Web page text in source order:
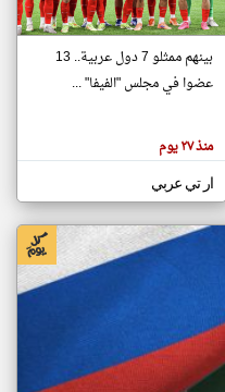
تغيير الدولة
جزر القمر على مدار الساعة
جزر القمر العاجلة والمباشرة
بينهم ممثلو 7 دول عربية.. 13
عضوا في مجلس "الفيفا" ...
منذ ٢٧ يوم
ار تي عربي
klyoum.com